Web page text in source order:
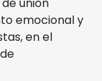
emocional y
en el